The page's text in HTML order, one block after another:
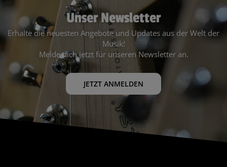
Unser Newsletter
Erhalte die neuesten Angebote und Updates aus der Welt der
Musik!
Melde dich jetzt für unseren Newsletter an.
JETZT ANMELDEN